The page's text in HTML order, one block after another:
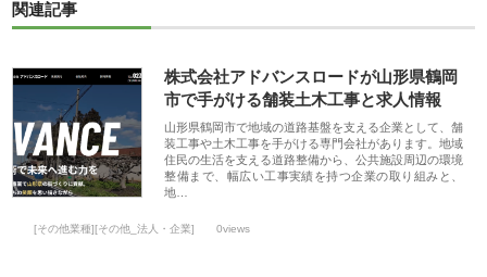
関連記事
株式会社アドバンスロードが山形県鶴岡
市で手がける舗装土木工事と求人情報
山形県鶴岡市で地域の道路基盤を支える企業として、舗
装工事や土木工事を手がける専門会社があります。地域
住民の生活を支える道路整備から、公共施設周辺の環境
整備まで、幅広い工事実績を持つ企業の取り組みと、
地…
[その他業種][その他_法人・企業] 0views